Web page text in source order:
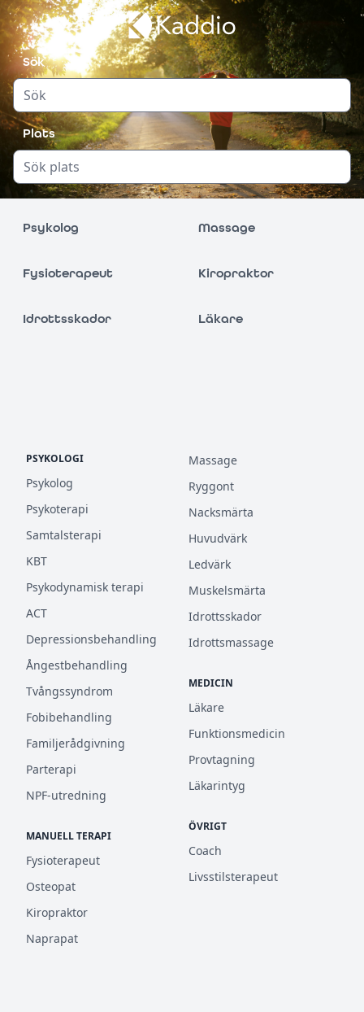
Sök
Plats
Psykolog Massage
Fysioterapeut Kiropraktor
Idrottsskador Läkare
PSYKOLOGI
Psykolog
Psykoterapi
Samtalsterapi
KBT
Psykodynamisk terapi
ACT
Depressionsbehandling
Ångestbehandling
Tvångssyndrom
Fobibehandling
Familjerådgivning
Parterapi
NPF-utredning
MANUELL TERAPI
Fysioterapeut
Osteopat
Kiropraktor
Naprapat
Massage
Ryggont
Nacksmärta
Huvudvärk
Ledvärk
Muskelsmärta
Idrottsskador
Idrottsmassage
MEDICIN
Läkare
Funktionsmedicin
Provtagning
Läkarintyg
ÖVRIGT
Coach
Livsstilsterapeut